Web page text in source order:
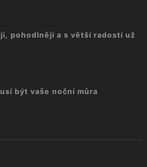
pohodlněji a s větší radostí už
být vaše noční můra